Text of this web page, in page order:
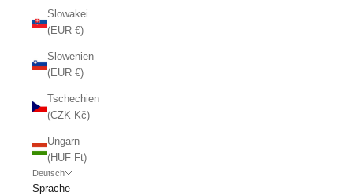
Slowakei
(EUR €)
Slowenien
(EUR €)
Tschechien
(CZK Kč)
Ungarn
(HUF Ft)
Deutsch
Sprache